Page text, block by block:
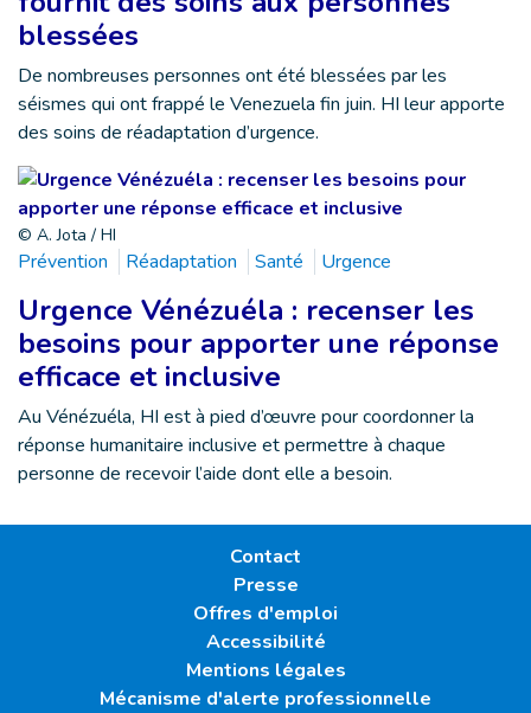
blessées
De nombreuses personnes ont été blessées par les
séismes qui ont frappé le Venezuela fin juin. HI leur apporte
des soins de réadaptation d’urgence.
© A. Jota / HI
Prévention Réadaptation Santé Urgence
Urgence Vénézuéla : recenser les
besoins pour apporter une réponse
efficace et inclusive
Au Vénézuéla, HI est à pied d’œuvre pour coordonner la
réponse humanitaire inclusive et permettre à chaque
personne de recevoir l’aide dont elle a besoin.
Contact
Presse
Offres d'emploi
Accessibilité
Mentions légales
Mécanisme d'alerte professionnelle